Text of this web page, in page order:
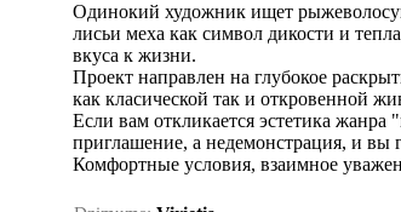
Одинокий художник ищет
лисьи меха как символ дикости и
вкуса к жизни.
Проект направлен на глубокое
как класической так и откровенной
Если вам откликается эстетика
приглашение, а недемонстрация, и вы
Комфортные условия, взаимное